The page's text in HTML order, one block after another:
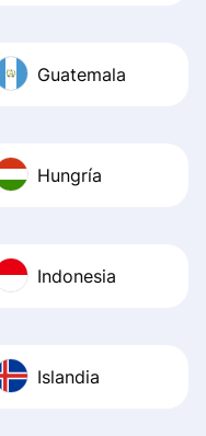
Guatemala
Hungría
Indonesia
Islandia